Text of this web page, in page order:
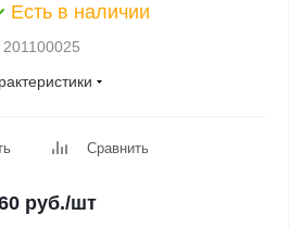
Есть в наличии
201100025
Сравнить
руб./шт